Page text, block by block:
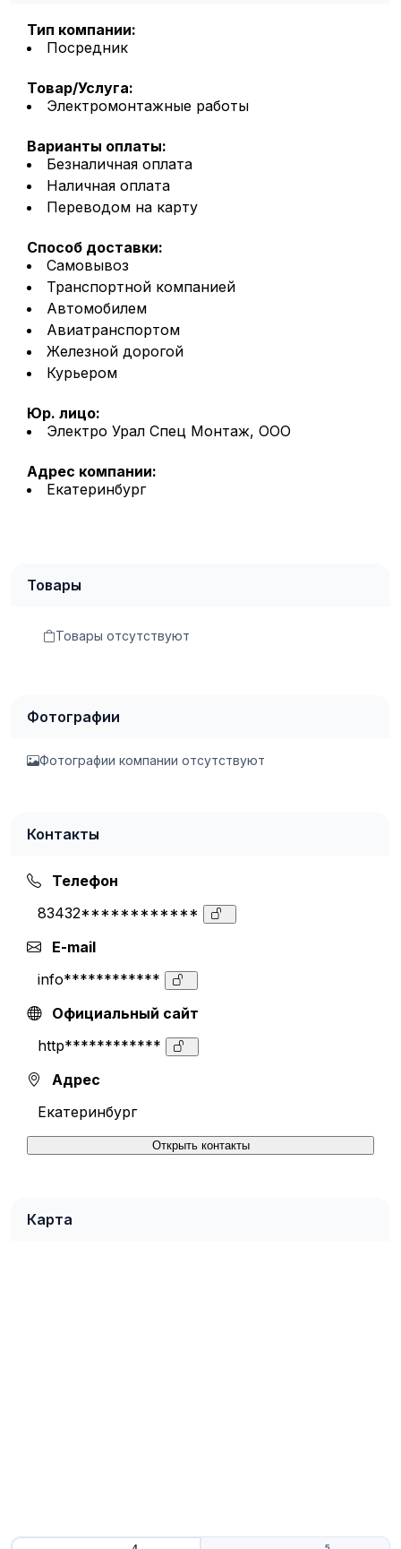
Тип компании:
Посредник
Товар/Услуга:
Электромонтажные работы
Варианты оплаты:
Безналичная оплата
Наличная оплата
Переводом на карту
Способ доставки:
Самовывоз
Транспортной компанией
Автомобилем
Авиатранспортом
Железной дорогой
Курьером
Юр. лицо:
Электро Урал Спец Монтаж, ООО
Адрес компании:
Екатеринбург
Товары
Товары отсутствуют
Фотографии
Фотографии компании отсутствуют
Контакты
Телефон
83432************
E-mail
info************
Официальный сайт
http************
Адрес
Екатеринбург
Открыть контакты
Карта